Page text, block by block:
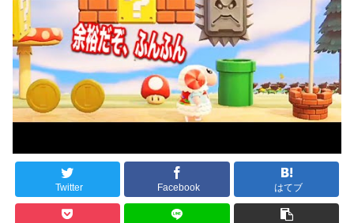
Twitter Facebook はてブ